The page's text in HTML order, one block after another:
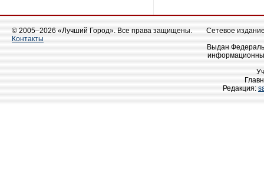
© 2005–2026 «Лучший Город». Все права защищены.
Контакты
Сетевое
Выдан
Редакция: